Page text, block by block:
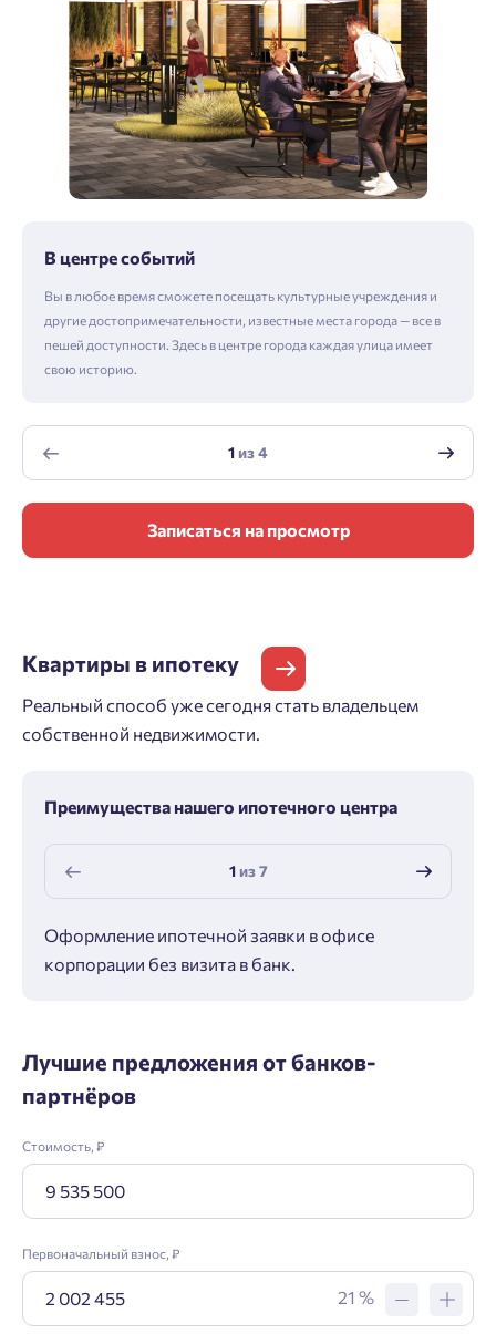
В центре событий
Вы в любое время сможете посещать культурные учреждения и
другие достопримечательности, известные места города — все в
пешей доступности. Здесь в центре города каждая улица имеет
свою историю.
1из4
Записаться на просмотр
Квартиры в ипотеку
Реальный способ уже сегодня стать владельцем
собственной недвижимости.
Преимущества нашего ипотечного центра
1из7
Оформление ипотечной заявки в офисе
корпорации без визита в банк.
Лучшие предложения от банков-
партнёров
Стоимость, ₽
Первоначальный взнос, ₽
21 %